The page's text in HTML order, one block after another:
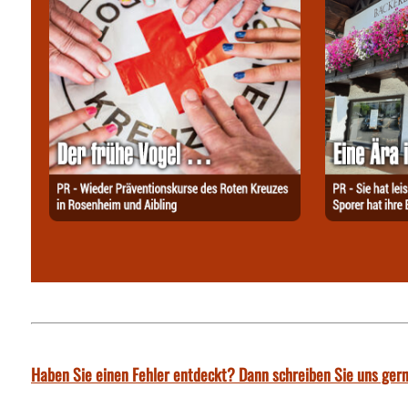
Haben Sie einen Fehler entdeckt? Dann schreiben Sie uns